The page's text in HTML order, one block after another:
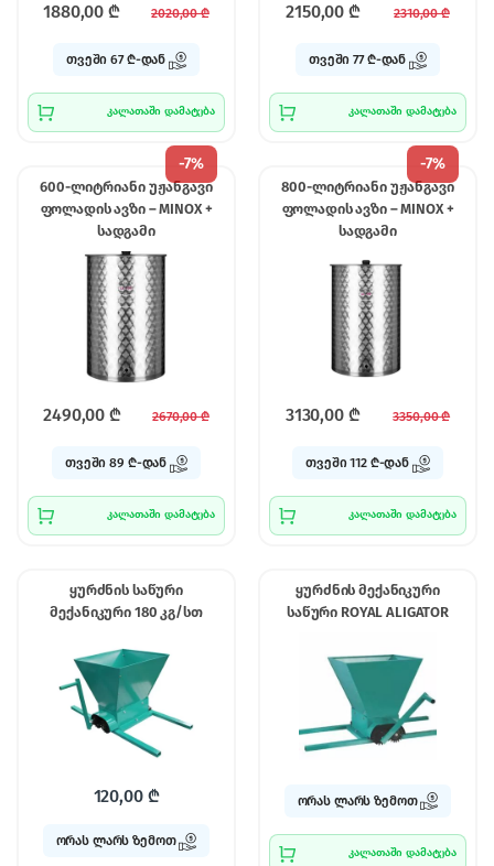
1880,00 ₾ 2020,00₾
თვეში 67 ₾-დან
კალათაში დამატება
2150,00 ₾ 2310,00₾
თვეში 77 ₾-დან
კალათაში დამატება
-7%
600-ლიტრიანი უჟანგავი
ფოლადის ავზი – MINOX +
სადგამი
2490,00 ₾ 2670,00₾
თვეში 89 ₾-დან
კალათაში დამატება
-7%
800-ლიტრიანი უჟანგავი
ფოლადის ავზი – MINOX +
სადგამი
3130,00 ₾ 3350,00₾
თვეში 112 ₾-დან
კალათაში დამატება
ყურძნის საწური
მექანიკური 180 კგ/სთ
120,00 ₾
ორას ლარს ზემოთ
ყურძნის მექანიკური
საწური ROYAL ALIGATOR
ორას ლარს ზემოთ
კალათაში დამატება